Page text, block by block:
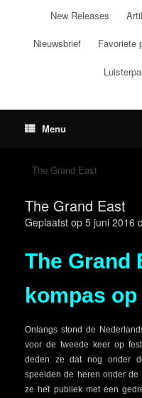
New Releases
Nieuwsbrief Favoriete
Menu
The Grand East
The Grand East
Geplaatst op 5 juni 2016
The Grand
kompas
Onlangs stond de
voor de tweede keer op
deden ze dat nog onder
speelden de heren onder
ze het publiek met een